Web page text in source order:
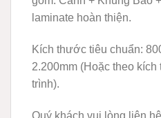
laminate hoàn thiện.
Kích thước tiêu chuẩn:
2.200mm (Hoặc theo
trình).
Quý khách vui lòng liên